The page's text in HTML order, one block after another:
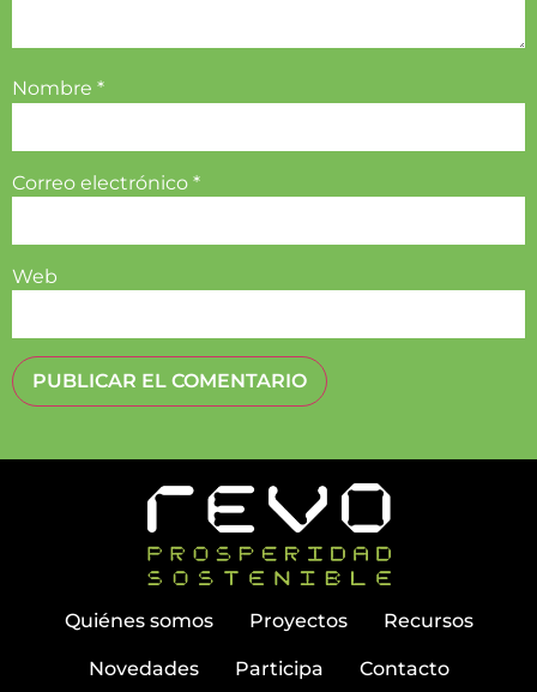
Nombre *
Correo electrónico *
Web
Quiénes somos Proyectos Recursos
Novedades Participa Contacto